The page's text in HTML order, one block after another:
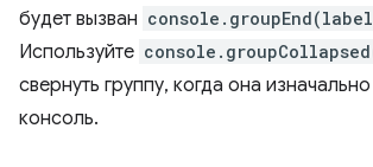
будет вызван
Используйте
свернуть группу, когда она
консоль.